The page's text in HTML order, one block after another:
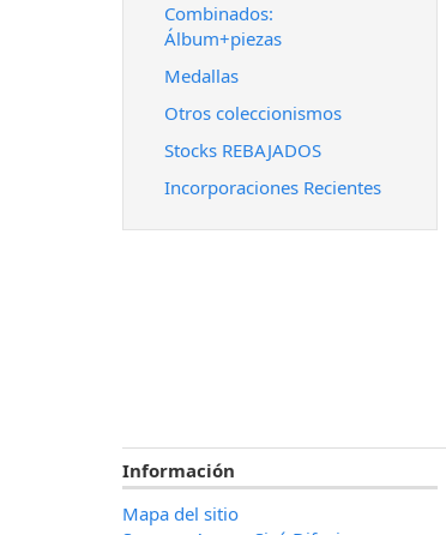
Combinados:
Álbum+piezas
Medallas
Otros coleccionismos
Stocks REBAJADOS
Incorporaciones Recientes
Información
Mapa del sitio